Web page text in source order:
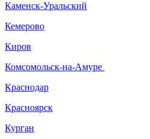
Каменск-Уральский
Кемерово
Киров
Комсомольск-на-Амуре
Краснодар
Красноярск
Курган